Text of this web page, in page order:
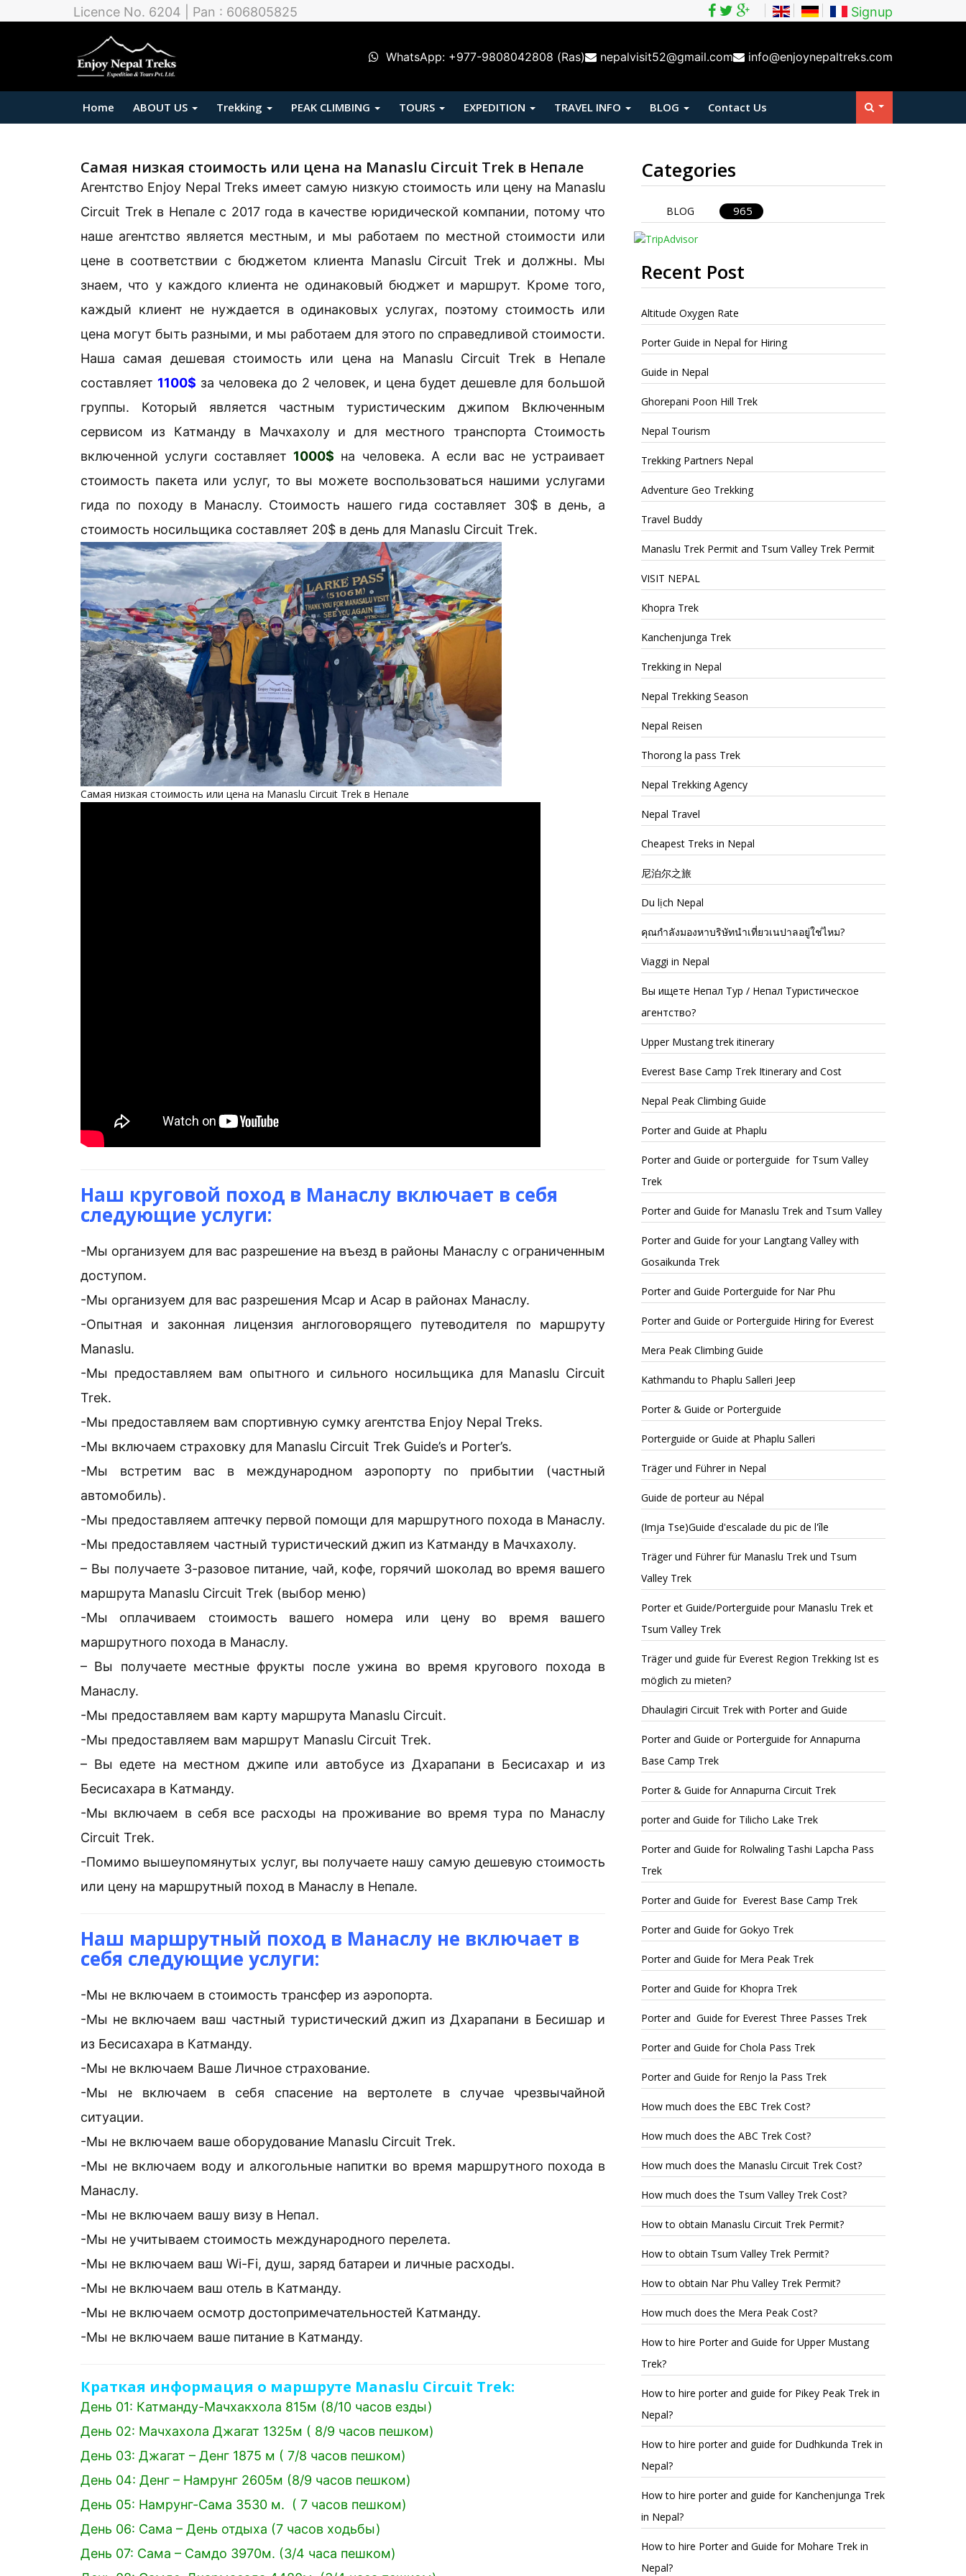
Licence No. 6204 | Pan : 606805825 Signup
WhatsApp: +977-9808042808 (Ras) nepalvisit52@gmail.com info@enjoynepaltreks.com
Home ABOUT US Trekking PEAK CLIMBING TOURS EXPEDITION TRAVEL INFO BLOG Contact Us
Самая низкая стоимость или цена на Manaslu Circuit Trek в Непале
Агентство Enjoy Nepal Treks имеет самую низкую стоимость или цену на Manaslu
Circuit Trek в Непале с 2017 года в качестве юридической компании, потому что
наше агентство является местным, и мы работаем по местной стоимости или
цене в соответствии с бюджетом клиента Manaslu Circuit Trek и должны. Мы
знаем, что у каждого клиента не одинаковый бюджет и маршрут. Кроме того,
каждый клиент не нуждается в одинаковых услугах, поэтому стоимость или
цена могут быть разными, и мы работаем для этого по справедливой стоимости.
Наша самая дешевая стоимость или цена на Manaslu Circuit Trek в Непале
составляет 1100$ за человека до 2 человек, и цена будет дешевле для большой
группы. Который является частным туристическим джипом Включенным
сервисом из Катманду в Мачхахолу и для местного транспорта Стоимость
включенной услуги составляет 1000$ на человека. А если вас не устраивает
стоимость пакета или услуг, то вы можете воспользоваться нашими услугами
гида по походу в Манаслу. Стоимость нашего гида составляет 30$ в день, а
стоимость носильщика составляет 20$ в день для Manaslu Circuit Trek.
Самая низкая стоимость или цена на Manaslu Circuit Trek в Непале
Наш круговой поход в Манаслу включает в себя
следующие услуги:
-Мы организуем для вас разрешение на въезд в районы Манаслу с ограниченным
доступом.
-Мы организуем для вас разрешения Mcap и Acap в районах Манаслу.
-Опытная и законная лицензия англоговорящего путеводителя по маршруту
Manaslu.
-Мы предоставляем вам опытного и сильного носильщика для Manaslu Circuit
Trek.
-Мы предоставляем вам спортивную сумку агентства Enjoy Nepal Treks.
-Мы включаем страховку для Manaslu Circuit Trek Guide’s и Porter’s.
-Мы встретим вас в международном аэропорту по прибытии (частный
автомобиль).
-Мы предоставляем аптечку первой помощи для маршрутного похода в Манаслу.
-Мы предоставляем частный туристический джип из Катманду в Мачхахолу.
– Вы получаете 3-разовое питание, чай, кофе, горячий шоколад во время вашего
маршрута Manaslu Circuit Trek (выбор меню)
-Мы оплачиваем стоимость вашего номера или цену во время вашего
маршрутного похода в Манаслу.
– Вы получаете местные фрукты после ужина во время кругового похода в
Манаслу.
-Мы предоставляем вам карту маршрута Manaslu Circuit.
-Мы предоставляем вам маршрут Manaslu Circuit Trek.
– Вы едете на местном джипе или автобусе из Дхарапани в Бесисахар и из
Бесисахара в Катманду.
-Мы включаем в себя все расходы на проживание во время тура по Манаслу
Circuit Trek.
-Помимо вышеупомянутых услуг, вы получаете нашу самую дешевую стоимость
или цену на маршрутный поход в Манаслу в Непале.
Наш маршрутный поход в Манаслу не включает в
себя следующие услуги:
-Мы не включаем в стоимость трансфер из аэропорта.
-Мы не включаем ваш частный туристический джип из Дхарапани в Бесишар и
из Бесисахара в Катманду.
-Мы не включаем Ваше Личное страхование.
-Мы не включаем в себя спасение на вертолете в случае чрезвычайной
ситуации.
-Мы не включаем ваше оборудование Manaslu Circuit Trek.
-Мы не включаем воду и алкогольные напитки во время маршрутного похода в
Манаслу.
-Мы не включаем вашу визу в Непал.
-Мы не учитываем стоимость международного перелета.
-Мы не включаем ваш Wi-Fi, душ, заряд батареи и личные расходы.
-Мы не включаем ваш отель в Катманду.
-Мы не включаем осмотр достопримечательностей Катманду.
-Мы не включаем ваше питание в Катманду.
Краткая информация о маршруте Manaslu Circuit Trek:
День 01: Катманду-Мачхакхола 815м (8/10 часов езды)
День 02: Мачхахола Джагат 1325м ( 8/9 часов пешком)
День 03: Джагат – Денг 1875 м ( 7/8 часов пешком)
День 04: Денг – Намрунг 2605м (8/9 часов пешком)
День 05: Намрунг-Сама 3530 м. ( 7 часов пешком)
День 06: Сама – День отдыха (7 часов ходьбы)
День 07: Сама – Самдо 3970м. (3/4 часа пешком)
Categories
BLOG 965
Recent Post
Altitude Oxygen Rate
Porter Guide in Nepal for Hiring
Guide in Nepal
Ghorepani Poon Hill Trek
Nepal Tourism
Trekking Partners Nepal
Adventure Geo Trekking
Travel Buddy
Manaslu Trek Permit and Tsum Valley Trek Permit
VISIT NEPAL
Khopra Trek
Kanchenjunga Trek
Trekking in Nepal
Nepal Trekking Season
Nepal Reisen
Thorong la pass Trek
Nepal Trekking Agency
Nepal Travel
Cheapest Treks in Nepal
尼泊尔之旅
Du lịch Nepal
คุณกำลังมองหาบริษัทนำเที่ยวเนปาลอยู่ใช่ไหม?
Viaggi in Nepal
Вы ищете Непал Тур / Непал Туристическое
агентство?
Upper Mustang trek itinerary
Everest Base Camp Trek Itinerary and Cost
Nepal Peak Climbing Guide
Porter and Guide at Phaplu
Porter and Guide or porterguide for Tsum Valley
Trek
Porter and Guide for Manaslu Trek and Tsum Valley
Porter and Guide for your Langtang Valley with
Gosaikunda Trek
Porter and Guide Porterguide for Nar Phu
Porter and Guide or Porterguide Hiring for Everest
Mera Peak Climbing Guide
Kathmandu to Phaplu Salleri Jeep
Porter & Guide or Porterguide
Porterguide or Guide at Phaplu Salleri
Träger und Führer in Nepal
Guide de porteur au Népal
(Imja Tse)Guide d'escalade du pic de l'île
Träger und Führer für Manaslu Trek und Tsum
Valley Trek
Porter et Guide/Porterguide pour Manaslu Trek et
Tsum Valley Trek
Träger und guide für Everest Region Trekking Ist es
möglich zu mieten?
Dhaulagiri Circuit Trek with Porter and Guide
Porter and Guide or Porterguide for Annapurna
Base Camp Trek
Porter & Guide for Annapurna Circuit Trek
porter and Guide for Tilicho Lake Trek
Porter and Guide for Rolwaling Tashi Lapcha Pass
Trek
Porter and Guide for Everest Base Camp Trek
Porter and Guide for Gokyo Trek
Porter and Guide for Mera Peak Trek
Porter and Guide for Khopra Trek
Porter and Guide for Everest Three Passes Trek
Porter and Guide for Chola Pass Trek
Porter and Guide for Renjo la Pass Trek
How much does the EBC Trek Cost?
How much does the ABC Trek Cost?
How much does the Manaslu Circuit Trek Cost?
How much does the Tsum Valley Trek Cost?
How to obtain Manaslu Circuit Trek Permit?
How to obtain Tsum Valley Trek Permit?
How to obtain Nar Phu Valley Trek Permit?
How much does the Mera Peak Cost?
How to hire Porter and Guide for Upper Mustang
Trek?
How to hire porter and guide for Pikey Peak Trek in
Nepal?
How to hire porter and guide for Dudhkunda Trek in
Nepal?
How to hire porter and guide for Kanchenjunga Trek
in Nepal?
How to hire Porter and Guide for Mohare Trek in
Nepal?